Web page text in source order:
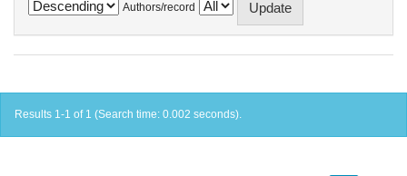
Authors/record
Results 1-1 of 1 (Search time: 0.002 seconds).